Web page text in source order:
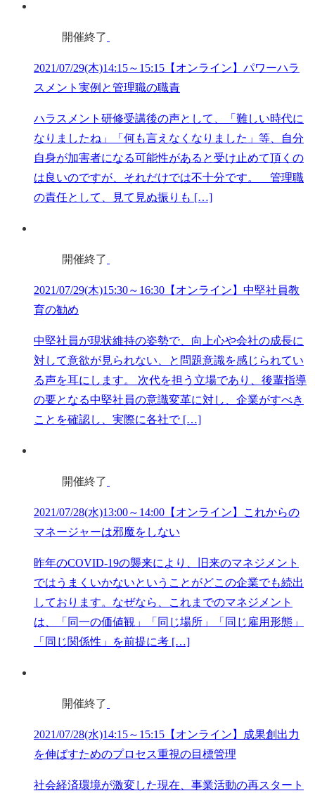
開催終了
2021/07/29(木)14:15～15:15【オンライン】パワーハラ
スメント実例と管理職の職責
ハラスメント研修受講後の声として、「難しい時代に
なりましたね」「何も言えなくなりました」等、自分
自身が加害者になる可能性があると受け止めて頂くの
は良いのですが、それだけでは不十分です。 管理職
の責任として、見て見ぬ振りも […]
開催終了
2021/07/29(木)15:30～16:30【オンライン】中堅社員教
育の勧め
中堅社員が現状維持の姿勢で、向上心や会社の成長に
対して意欲が見られない、と問題意識を感じられてい
る声を耳にします。 次代を担う立場であり、後輩指導
の要となる中堅社員の意識変革に対し、企業がすべき
ことを確認し、実際に各社で […]
開催終了
2021/07/28(水)13:00～14:00【オンライン】これからの
マネージャーは邪魔をしない
昨年のCOVID-19の襲来により、旧来のマネジメント
ではうまくいかないということがどこの企業でも続出
しております。なぜなら、これまでのマネジメント
は、「同一の価値観」「同じ場所」「同じ雇用形態」
「同じ関係性」を前提に考 […]
開催終了
2021/07/28(水)14:15～15:15【オンライン】成果創出力
を伸ばすためのプロセス重視の目標管理
社会経済環境が激変した現在、事業活動の再スタート